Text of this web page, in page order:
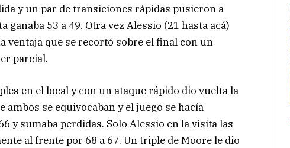
y un par de transiciones rápidas pusieron a
ganaba 53 a 49. Otra vez Alessio (21 hasta acá)
ventaja que se recortó sobre el final con un
parcial.
en el local y con un ataque rápido dio vuelta la
ambos se equivocaban y el juego se hacía
y sumaba perdidas. Solo Alessio en la visita las
al frente por 68 a 67. Un triple de Moore le dio